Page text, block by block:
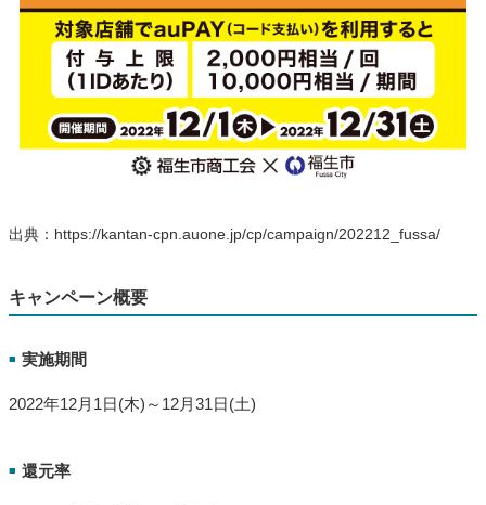
出典：https://kantan-cpn.auone.jp/cp/campaign/202212_fussa/
キャンペーン概要
■ 実施期間
2022年12月1日(木)～12月31日(土)
■ 還元率